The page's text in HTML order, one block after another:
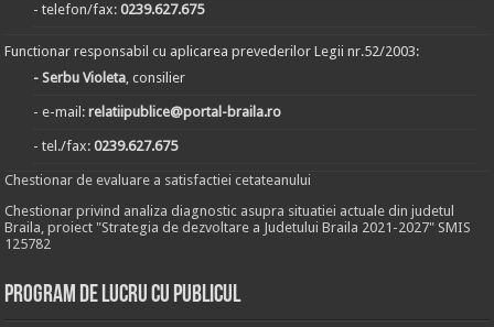
- telefon/fax:0239.627.675
Functionar responsabil cu aplicarea prevederilor Legii nr.52/2003:
- Serbu Violeta, consilier
- e-mail:relatiipublice@portal-braila.ro
- tel./fax:0239.627.675
Chestionar de evaluare a satisfactiei cetateanului
Chestionar privind analiza diagnostic asupra situatiei actuale din judetul
Braila, proiect "Strategia de dezvoltare a Judetului Braila 2021-2027" SMIS
125782
Program de lucru cu publicul